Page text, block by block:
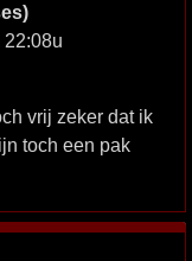
22:08u
vrij zeker dat ik
toch een pak